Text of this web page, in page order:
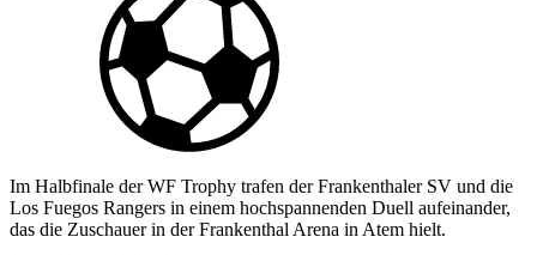
Im Halbfinale der WF Trophy trafen der Frankenthaler SV und die
Los Fuegos Rangers in einem hochspannenden Duell aufeinander,
das die Zuschauer in der Frankenthal Arena in Atem hielt.